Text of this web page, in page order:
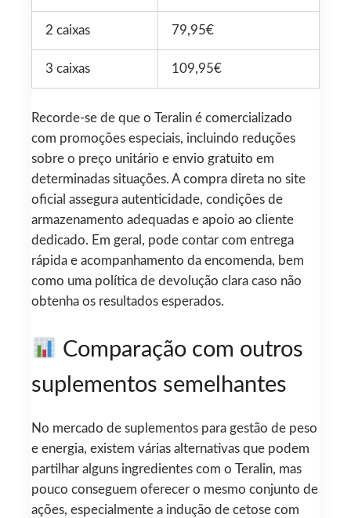
2 caixas 79,95€
3 caixas 109,95€
Recorde-se de que o Teralin é comercializado
com promoções especiais, incluindo reduções
sobre o preço unitário e envio gratuito em
determinadas situações. A compra direta no site
oficial assegura autenticidade, condições de
armazenamento adequadas e apoio ao cliente
dedicado. Em geral, pode contar com entrega
rápida e acompanhamento da encomenda, bem
como uma política de devolução clara caso não
obtenha os resultados esperados.
Comparação com outros
suplementos semelhantes
No mercado de suplementos para gestão de peso
e energia, existem várias alternativas que podem
partilhar alguns ingredientes com o Teralin, mas
pouco conseguem oferecer o mesmo conjunto de
ações, especialmente a indução de cetose com